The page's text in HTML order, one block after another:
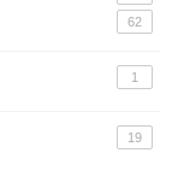
62
1
19